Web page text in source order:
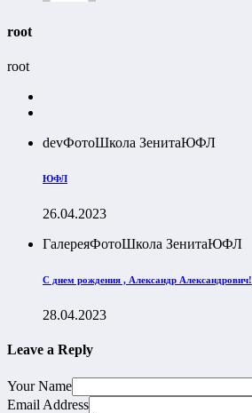
root
root
devФотоШкола ЗенитаЮФЛ
ЮФЛ
26.04.2023
ГалереяФотоШкола ЗенитаЮФЛ
С днем рождения , Александр Александрович!
28.04.2023
Leave a Reply
Your Name
Email Address